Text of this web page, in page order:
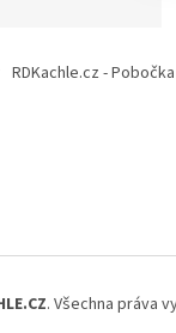
RDKachle.cz -
. Všechna práva